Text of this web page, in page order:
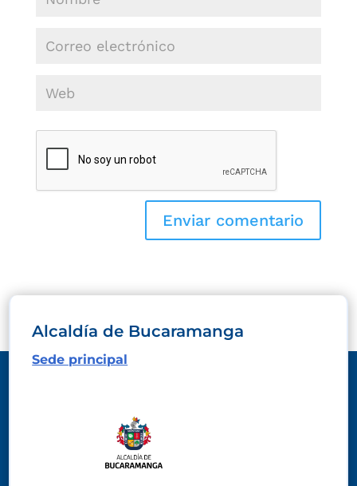
Alcaldía de Bucaramanga
Sede principal